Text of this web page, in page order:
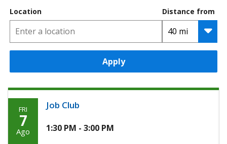
Location Distance from
Apply
Friday,
Agosto
FRI
7
Ago
Job Club
1:30 PM - 3:00 PM